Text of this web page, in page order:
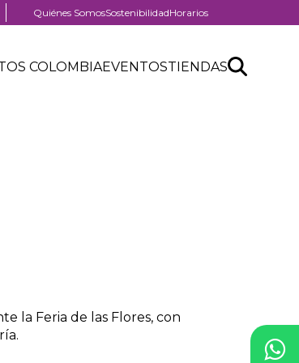
Menú
Quiénes SomosSostenibilidadHorarios
COLOMBIAEVENTOSTIENDASSearch
Buscar
la Feria de las Flores, con